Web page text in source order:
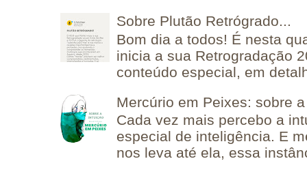
Sobre Plutão Retrógrado...
Bom dia a todos! É nesta
inicia a sua Retrogradação
conteúdo especial, em
Mercúrio em Peixes: sobre
Cada vez mais percebo a
especial de inteligência. E
nos leva até ela, essa